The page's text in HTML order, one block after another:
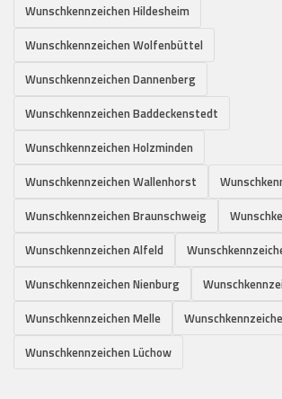
Wunschkennzeichen Hildesheim
Wunschkennzeichen Wolfenbüttel
Wunschkennzeichen Dannenberg
Wunschkennzeichen Baddeckenstedt
Wunschkennzeichen Holzminden
Wunschkennzeichen Wallenhorst
Wunschkennzeichen Braunschweig
Wunschkennzeichen Alfeld
Wunschkennzeichen Nienburg
Wunschkennzeichen Melle
Wunschkennzeichen Lüchow